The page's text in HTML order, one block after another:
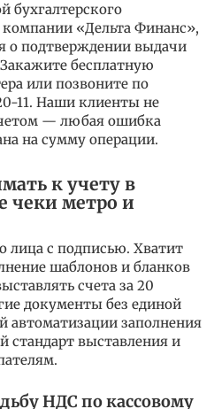
бухгалтерского
«Дельта Финанс»,
о подтверждении выдачи
бесплатную
или позвоните по
11. Наши клиенты не
— любая ошибка
на сумму операции.
к учету в
чеки метро и
лица с подписью. Хватит
шаблонов и бланков
счета за 20
документы без единой
автоматизации заполнения
выставления и
НДС по кассовому